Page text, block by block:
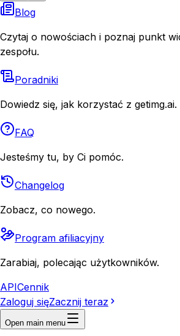
Blog
Czytaj o nowościach i poznaj punkt
zespołu.
Poradniki
Dowiedz się, jak korzystać z getimg.ai.
FAQ
Jesteśmy tu, by Ci pomóc.
Changelog
Zobacz, co nowego.
Program afiliacyjny
Zarabiaj, polecając użytkowników.
APICennik
Zaloguj sięZacznij teraz
Open main menu